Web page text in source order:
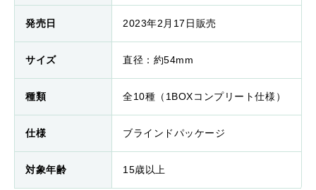
発売日 2023年2月17日販売
サイズ 直径：約54mm
種類 全10種（1BOXコンプリート仕様）
仕様 ブラインドパッケージ
対象年齢 15歳以上